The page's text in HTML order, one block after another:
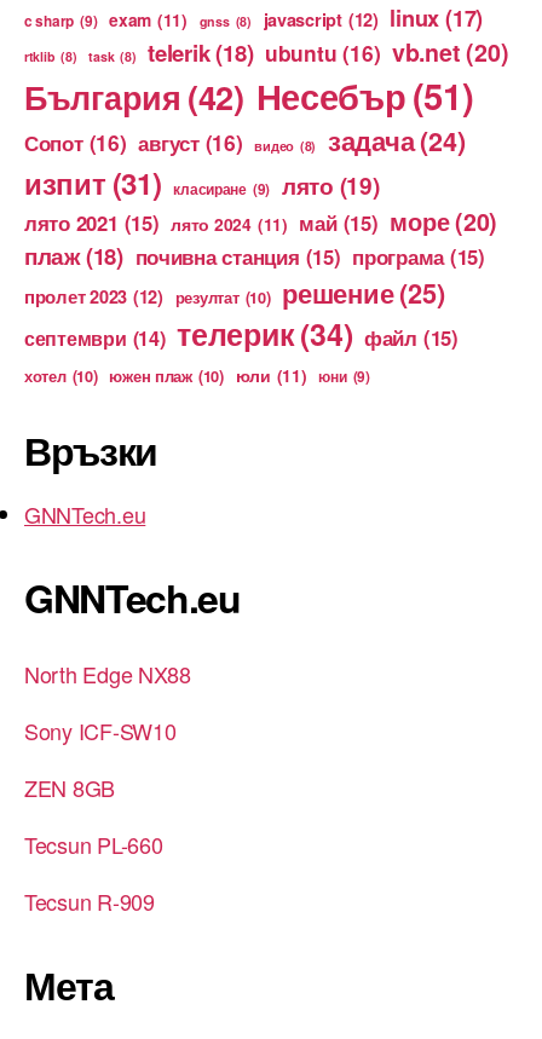
c sharp (9) exam (11) gnss (8) javascript (12) linux(17)
rtklib (8) task (8) telerik(18) ubuntu (16) vb.net(20)
България (42) Несебър(51)
Сопот (16) август (16) видео (8) задача(24)
изпит (31) класиране (9) лято (19)
лято 2021 (15) лято 2024 (11) май (15) море(20)
плаж(18) почивна станция (15) програма (15)
пролет 2023 (12) резултат (10) решение(25)
септември (14) телерик(34) файл (15)
хотел (10) южен плаж (10) юли (11) юни (9)
Връзки
GNNTech.eu
GNNTech.eu
North Edge NX88
Sony ICF-SW10
ZEN 8GB
Tecsun PL-660
Tecsun R-909
Мета